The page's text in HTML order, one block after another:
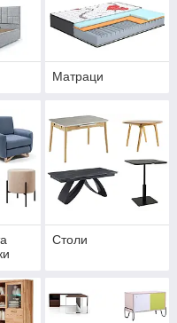
Матраци
Столи